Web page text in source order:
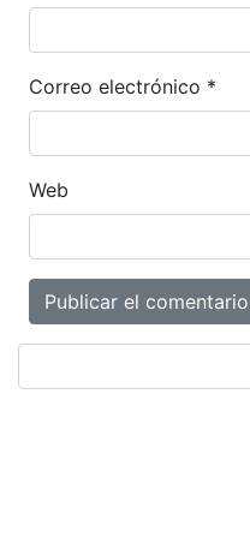
Correo electrónico *
Web